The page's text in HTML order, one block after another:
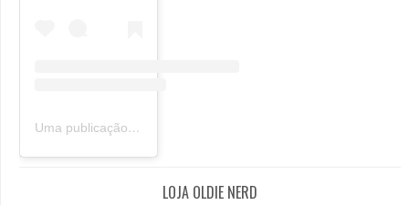
Uma publicação compartilhada por Oldie Nerd (@oldie_nerd)
LOJA OLDIE NERD